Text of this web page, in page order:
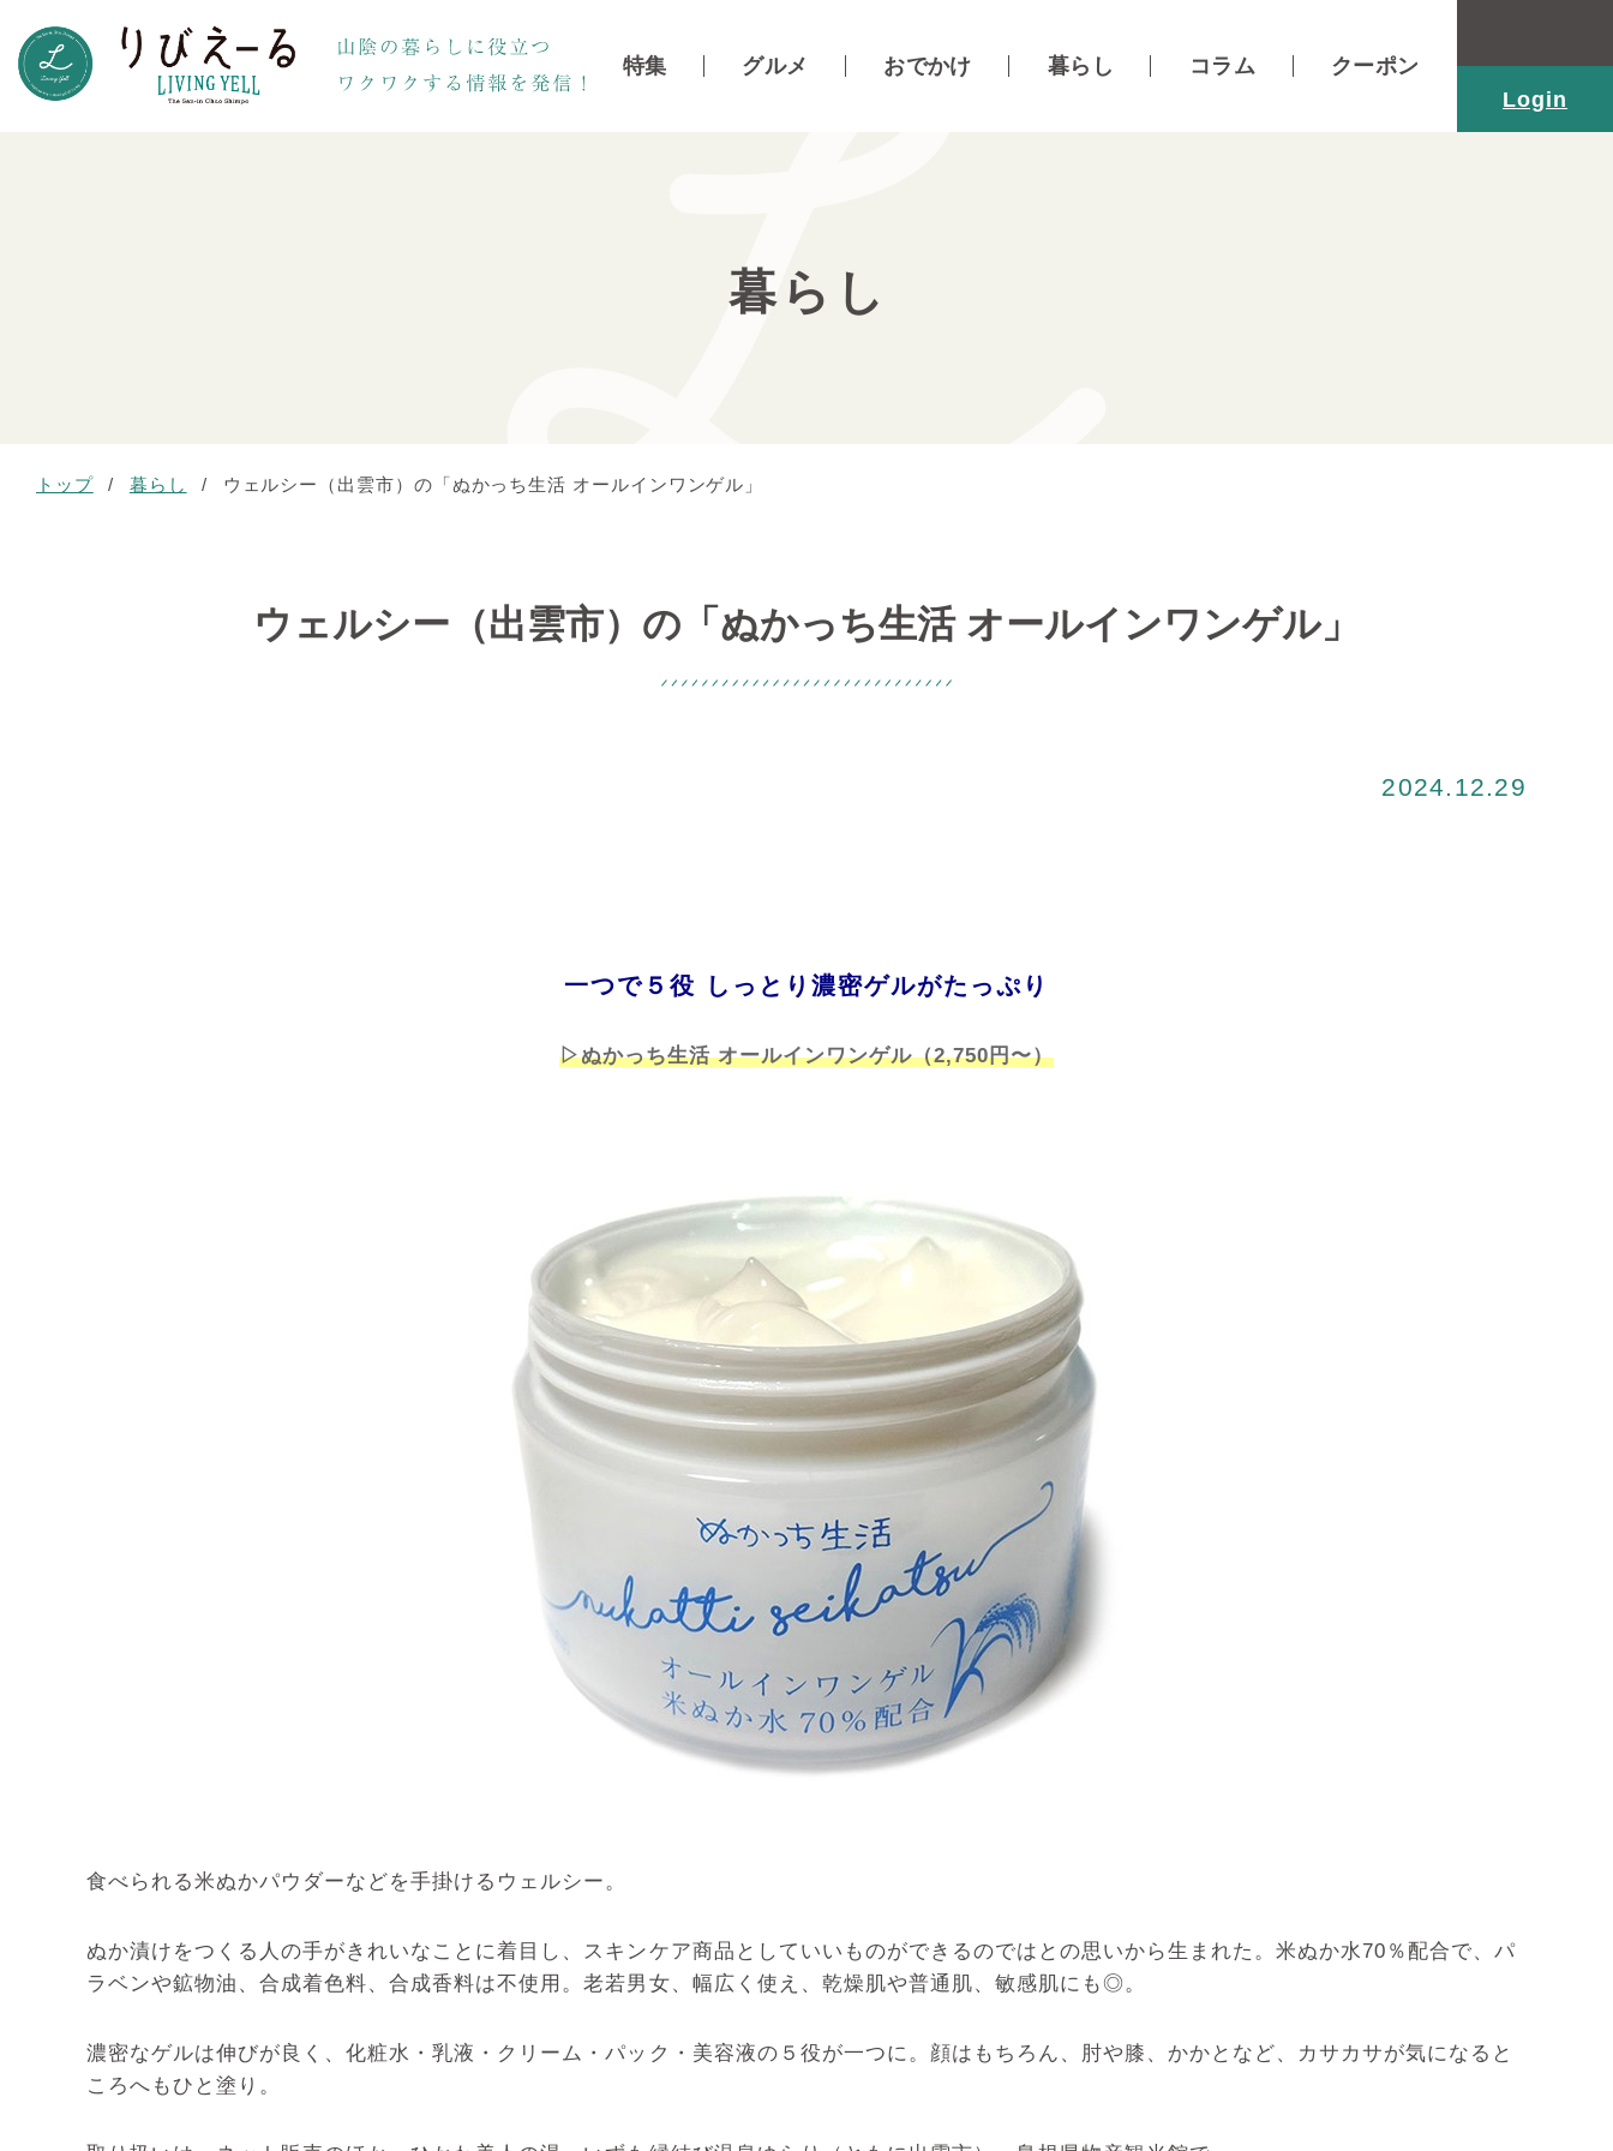
特集 グルメ おでかけ 暮らし コラム
クーポン
Login
暮らし
トップ / 暮らし / ウェルシー（出雲市）の「ぬかっち生活 オールインワンゲル」
ウェルシー（出雲市）の「ぬかっち生活 オールインワンゲル」
2024.12.29
一つで５役 しっとり濃密ゲルがたっぷり
▷ぬかっち生活 オールインワンゲル（2,750円〜）
食べられる米ぬかパウダーなどを手掛けるウェルシー。
ぬか漬けをつくる人の手がきれいなことに着目し、スキンケア商品としていいものができるのではとの思いから生まれた。米ぬか水70％配合で、パ
ラベンや鉱物油、合成着色料、合成香料は不使用。老若男女、幅広く使え、乾燥肌や普通肌、敏感肌にも◎。
濃密なゲルは伸びが良く、化粧水・乳液・クリーム・パック・美容液の５役が一つに。顔はもちろん、肘や膝、かかとなど、カサカサが気になると
ころへもひと塗り。